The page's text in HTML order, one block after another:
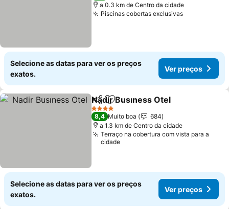
a 0.3 km de Centro da cidade
Piscinas cobertas exclusivasVer preços
Selecione as datas para ver os preços
exatos.
Ver preços
PartilharAdicionar aos favoritos
Nadir Busıness Otel
4 Estrelas
8,4 Muito boa
684
a 1.3 km de Centro da cidade
Terraço na cobertura com vista para a
cidade
Selecione as datas para ver os preços
exatos.
Ver preços